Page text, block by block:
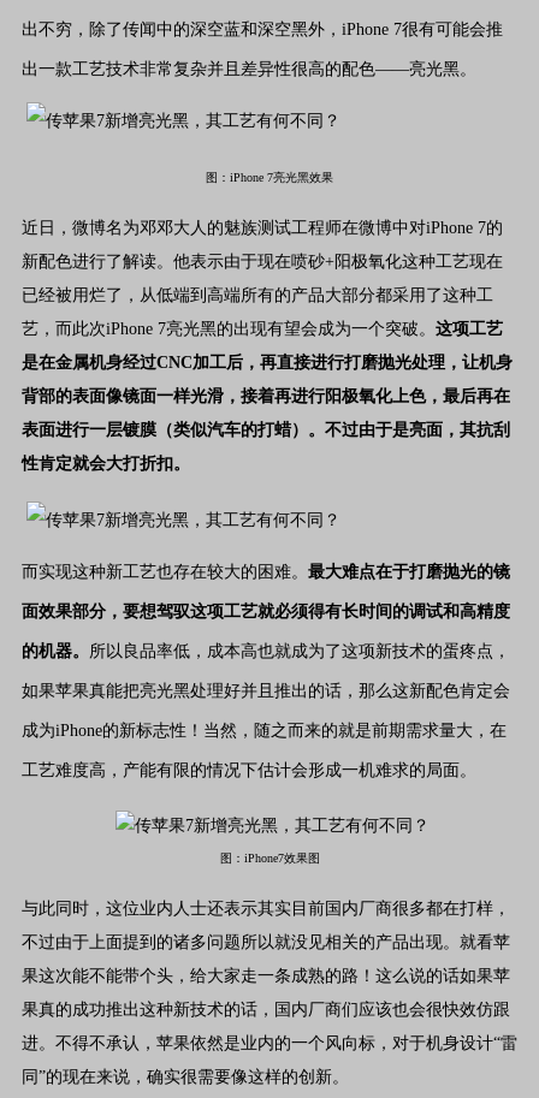
出不穷，除了传闻中的深空蓝和深空黑外， iPhone 7很有可能会推
出一款工艺技术非常复杂并且差异性很高的配色——亮光黑。
图：iPhone 7亮光黑效果
近日，微博名为邓邓大人的魅族测试工程师在微博中对iPhone 7的
新配色进行了解读。他表示由于现在喷砂+阳极氧化这种工艺现在
已经被用烂了，从低端到高端所有的产品大部分都采用了这种工
艺，而此次iPhone 7亮光黑的出现有望会成为一个突破。 这项工艺
是在金属机身经过CNC加工后，再直接进行打磨抛光处理，让机身
背部的表面像镜面一样光滑，接着再进行阳极氧化上色，最后再在
表面进行一层镀膜（类似汽车的打蜡）。不过由于是亮面，其抗刮
性肯定就会大打折扣。
而实现这种新工艺也存在较大的困难。 最大难点在于打磨抛光的镜
面效果部分，要想驾驭这项工艺就必须得有长时间的调试和高精度
的机器。 所以良品率低，成本高也就成为了这项新技术的蛋疼点，
如果苹果真能把亮光黑处理好并且推出的话，那么这新配色肯定会
成为iPhone的新标志性！当然，随之而来的就是前期需求量大，在
工艺难度高，产能有限的情况下估计会形成一机难求的局面。
图：iPhone7效果图
与此同时，这位业内人士还表示其实目前国内厂商很多都在打样，
不过由于上面提到的诸多问题所以就没见相关的产品出现。就看苹
果这次能不能带个头，给大家走一条成熟的路！这么说的话如果苹
果真的成功推出这种新技术的话，国内厂商们应该也会很快效仿跟
进。不得不承认，苹果依然是业内的一个风向标，对于机身设计“雷
同 ”的现在来说，确实很需要像这样的创新。